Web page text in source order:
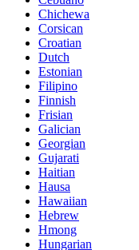
Chichewa
Corsican
Croatian
Dutch
Estonian
Filipino
Finnish
Frisian
Galician
Georgian
Gujarati
Haitian
Hausa
Hawaiian
Hebrew
Hmong
Hungarian